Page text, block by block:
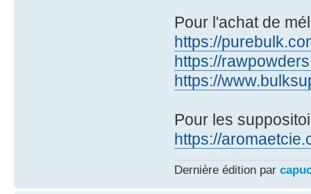
Pour l'achat de
https://
https://
https://
Pour les
https://
Dernière édition par